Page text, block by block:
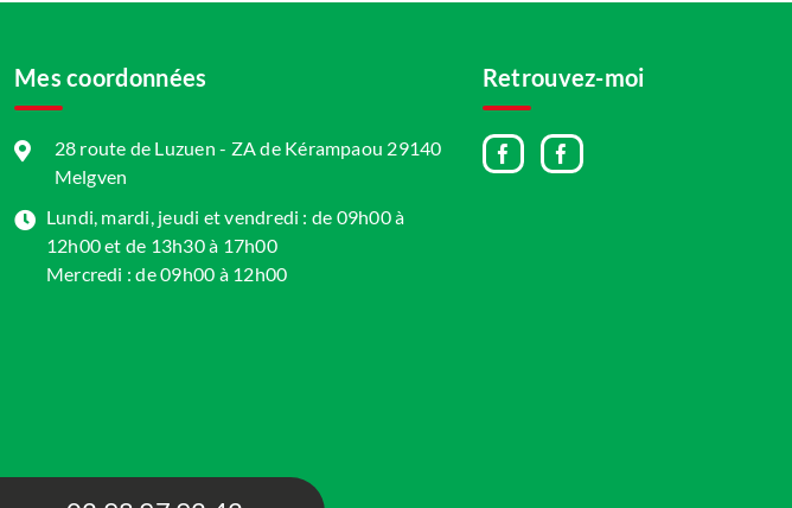
Mes coordonnées
28 route de Luzuen - ZA de Kérampaou 29140
Melgven
Lundi, mardi, jeudi et vendredi : de 09h00 à
12h00 et de 13h30 à 17h00
Mercredi : de 09h00 à 12h00
Retrouvez-moi